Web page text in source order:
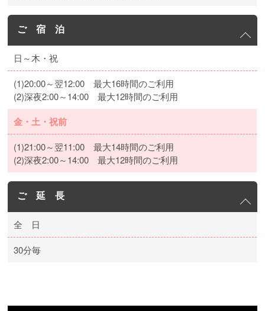
ご 宿 泊
日～木・祝
(1)20:00～翌12:00 最大16時間のご利用
(2)深夜2:00～14:00 最大12時間のご利用
金・土・祝前
(1)21:00～翌11:00 最大14時間のご利用
(2)深夜2:00～14:00 最大12時間のご利用
ご 延 長
全 日
30分毎